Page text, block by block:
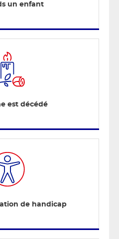
un enfant
est décédé
de handicap